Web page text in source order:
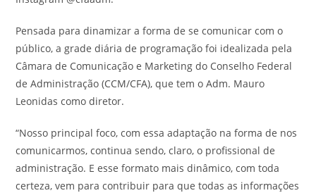
Pensada para dinamizar a forma de se comunicar com o
público, a grade diária de programação foi idealizada pela
Câmara de Comunicação e Marketing do Conselho Federal
de Administração (CCM/CFA), que tem o Adm. Mauro
Leonidas como diretor.
“Nosso principal foco, com essa adaptação na forma de nos
comunicarmos, continua sendo, claro, o profissional de
administração. E esse formato mais dinâmico, com toda
certeza, vem para contribuir para que todas as informações